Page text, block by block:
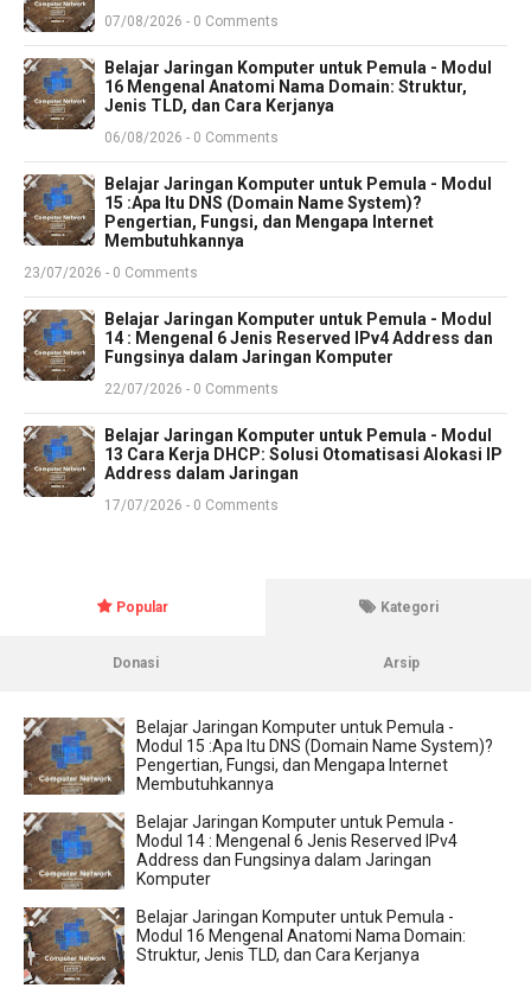
07/08/2026 - 0 Comments
Belajar Jaringan Komputer untuk Pemula - Modul
16 Mengenal Anatomi Nama Domain: Struktur,
Jenis TLD, dan Cara Kerjanya
06/08/2026 - 0 Comments
Belajar Jaringan Komputer untuk Pemula - Modul
15 :Apa Itu DNS (Domain Name System)?
Pengertian, Fungsi, dan Mengapa Internet
Membutuhkannya
23/07/2026 - 0 Comments
Belajar Jaringan Komputer untuk Pemula - Modul
14 : Mengenal 6 Jenis Reserved IPv4 Address dan
Fungsinya dalam Jaringan Komputer
22/07/2026 - 0 Comments
Belajar Jaringan Komputer untuk Pemula - Modul
13 Cara Kerja DHCP: Solusi Otomatisasi Alokasi IP
Address dalam Jaringan
17/07/2026 - 0 Comments
Popular Kategori
Donasi Arsip
Belajar Jaringan Komputer untuk Pemula -
Modul 15 :Apa Itu DNS (Domain Name System)?
Pengertian, Fungsi, dan Mengapa Internet
Membutuhkannya
Belajar Jaringan Komputer untuk Pemula -
Modul 14 : Mengenal 6 Jenis Reserved IPv4
Address dan Fungsinya dalam Jaringan
Komputer
Belajar Jaringan Komputer untuk Pemula -
Modul 16 Mengenal Anatomi Nama Domain:
Struktur, Jenis TLD, dan Cara Kerjanya